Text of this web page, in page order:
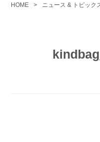
HOME > ニュース & トピック